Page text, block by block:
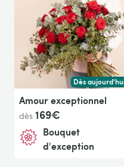
Dès
Livraison dès
Amour exceptionnel
dès 169€
Bouquet
d'exception